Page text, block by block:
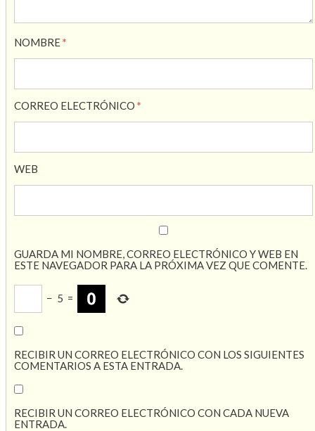
NOMBRE*
CORREO ELECTRÓNICO *
WEB
GUARDA MI NOMBRE, CORREO ELECTRÓNICO Y WEB EN
ESTE NAVEGADOR PARA LA PRÓXIMA VEZ QUE COMENTE.
− 5 =
RECIBIR UN CORREO ELECTRÓNICO CON LOS SIGUIENTES
COMENTARIOS A ESTA ENTRADA.
RECIBIR UN CORREO ELECTRÓNICO CON CADA NUEVA
ENTRADA.